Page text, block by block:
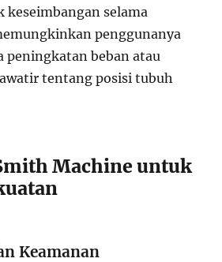
selama
penggunanya
peningkatan beban atau
tentang posisi tubuh
Machine untuk
Keamanan